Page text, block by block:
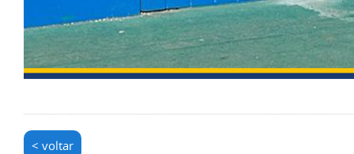
< voltar